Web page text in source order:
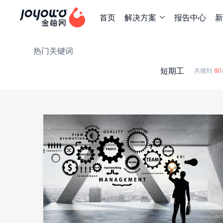
首页 解决方案  报告中心
热门关键词
短期工
共搜到 80